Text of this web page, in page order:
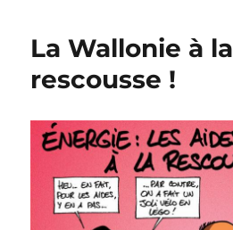
La Wallonie à la
rescousse !